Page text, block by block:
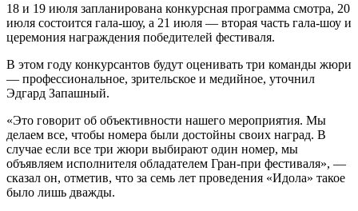
18 и 19 июля запланирована конкурсная программа смотра, 20
июля состоится гала-шоу, а 21 июля — вторая часть гала-шоу и
церемония награждения победителей фестиваля.
В этом году конкурсантов будут оценивать три команды жюри
— профессиональное, зрительское и медийное, уточнил
Эдгард Запашный.
«Это говорит об объективности нашего мероприятия. Мы
делаем все, чтобы номера были достойны своих наград. В
случае если все три жюри выбирают один номер, мы
объявляем исполнителя обладателем Гран-при фестиваля», —
сказал он, отметив, что за семь лет проведения «Идола» такое
было лишь дважды.